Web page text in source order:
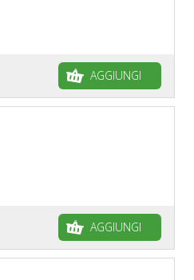
AGGIUNGI
AGGIUNGI